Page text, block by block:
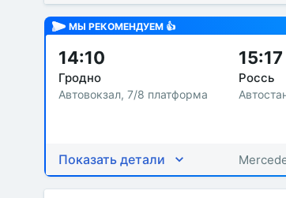
МЫ РЕКОМЕНДУЕМ 👍
14:10
Гродно
Автовокзал, 7/8 платформа
15:17
Россь
Показать детали